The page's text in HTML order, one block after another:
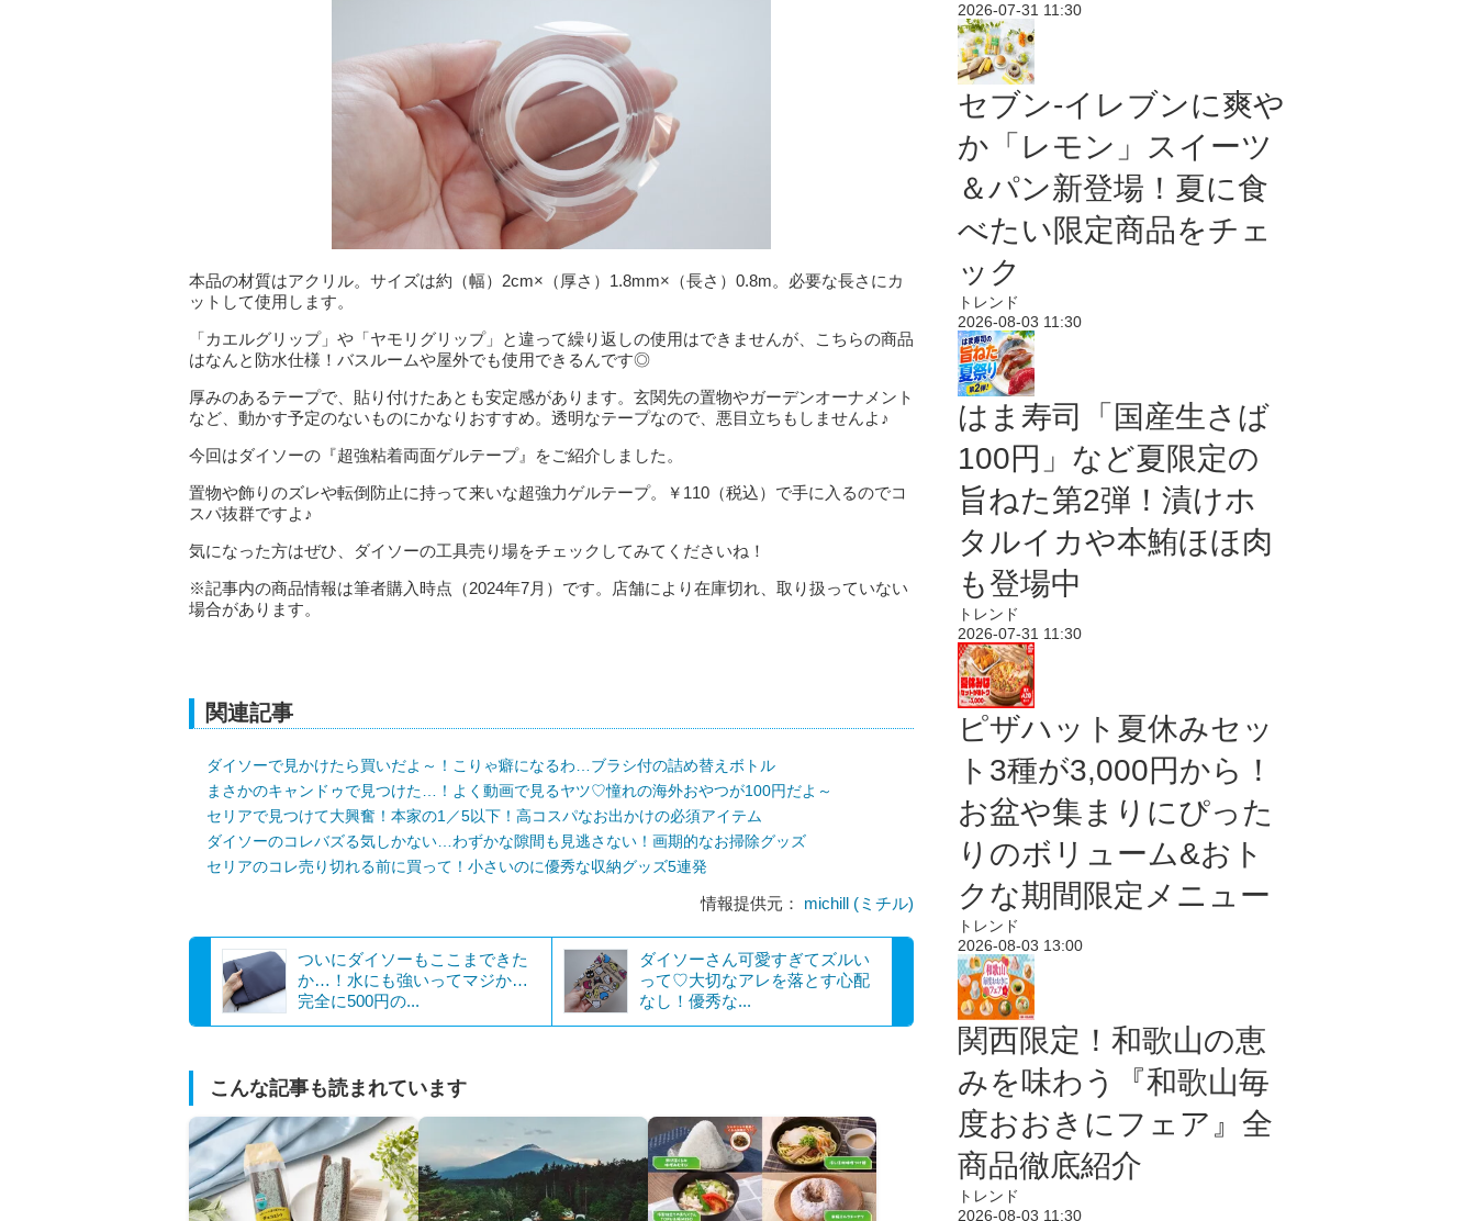
本品の材質はアクリル。サイズは約（幅）2cm×（厚さ）1.8mm×（長さ）0.8m。必要な長さにカ
ットして使用します。
「カエルグリップ」や「ヤモリグリップ」と違って繰り返しの使用はできませんが、こちらの商品
はなんと防水仕様！バスルームや屋外でも使用できるんです◎
厚みのあるテープで、貼り付けたあとも安定感があります。玄関先の置物やガーデンオーナメント
など、動かす予定のないものにかなりおすすめ。透明なテープなので、悪目立ちもしませんよ♪
今回はダイソーの『超強粘着両面ゲルテープ』をご紹介しました。
置物や飾りのズレや転倒防止に持って来いな超強力ゲルテープ。￥110（税込）で手に入るのでコ
スパ抜群ですよ♪
気になった方はぜひ、ダイソーの工具売り場をチェックしてみてくださいね！
※記事内の商品情報は筆者購入時点（2024年7月）です。店舗により在庫切れ、取り扱っていない
場合があります。
関連記事
ダイソーで見かけたら買いだよ～！こりゃ癖になるわ…ブラシ付の詰め替えボトル
まさかのキャンドゥで見つけた…！よく動画で見るヤツ♡憧れの海外おやつが100円だよ～
セリアで見つけて大興奮！本家の1／5以下！高コスパなお出かけの必須アイテム
ダイソーのコレバズる気しかない…わずかな隙間も見逃さない！画期的なお掃除グッズ
セリアのコレ売り切れる前に買って！小さいのに優秀な収納グッズ5連発
情報提供元： michill (ミチル)
ついにダイソーもここまできた
か…！水にも強いってマジか…
完全に500円の...
ダイソーさん可愛すぎてズルい
って♡大切なアレを落とす心配
なし！優秀な...
こんな記事も読まれています
2026-07-31 11:30
セブン‐イレブンに爽や
か「レモン」スイーツ
＆パン新登場！夏に食
べたい限定商品をチェ
ック
トレンド
2026-08-03 11:30
はま寿司「国産生さば
100円」など夏限定の
旨ねた第2弾！漬けホ
タルイカや本鮪ほほ肉
も登場中
トレンド
2026-07-31 11:30
ピザハット夏休みセッ
ト3種が3,000円から！
お盆や集まりにぴった
りのボリューム&おト
クな期間限定メニュー
トレンド
2026-08-03 13:00
関西限定！和歌山の恵
みを味わう『和歌山毎
度おおきにフェア』全
商品徹底紹介
トレンド
2026-08-03 11:30